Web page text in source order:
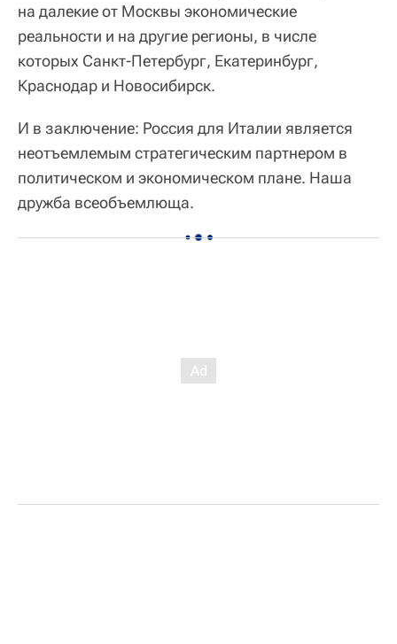
на далекие от Москвы экономические
реальности и на другие регионы, в числе
которых Санкт-Петербург, Екатеринбург,
Краснодар и Новосибирск.
И в заключение: Россия для Италии является
неотъемлемым стратегическим партнером в
политическом и экономическом плане. Наша
дружба всеобъемлюща.